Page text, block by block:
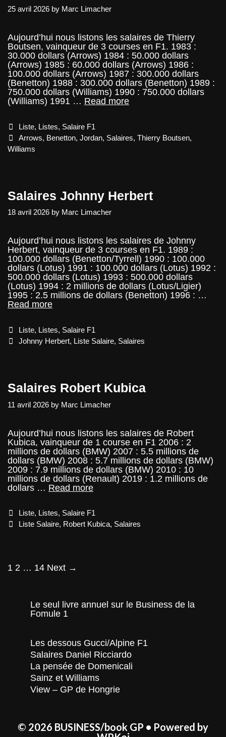
25 avril 2026 by Marc Limacher
Aujourd’hui nous listons les salaires de Thierry
Boutsen, vainqueur de 3 courses en F1. 1983 :
30.000 dollars (Arrows) 1984 : 50.000 dollars
(Arrows) 1985 : 60.000 dollars (Arrows) 1986 :
100.000 dollars (Arrows) 1987 : 300.000 dollars
(Benetton) 1988 : 300.000 dollars (Benetton) 1989 :
750.000 dollars (Williams) 1990 : 750.000 dollars
(Williams) 1991 … Read moreSalaires
Categories
Liste, Listes, Salaire F1
Tags
Arrows, Benetton,Jordan, Salaires,Thierry Boutsen,
Williams
Salaires Johnny Herbert
18 avril 2026 by Marc Limacher
Aujourd’hui nous listons les salaires de Johnny
Herbert, vainqueur de 3 courses en F1. 1989 :
100.000 dollars (Benetton/Tyrrell) 1990 : 100.000
dollars (Lotus) 1991 : 100.000 dollars (Lotus) 1992 :
500.000 dollars (Lotus) 1993 : 500.000 dollars
(Lotus) 1994 : 2 millions de dollars (Lotus/Ligier)
1995 : 2.5 millions de dollars (Benetton) 1996 : …
Read moreSalaires
Categories
Liste, Listes, Salaire F1
Tags
Johnny Herbert, Liste Salaire, Salaires
Salaires Robert Kubica
11 avril 2026 by Marc Limacher
Aujourd’hui nous listons les salaires de Robert
Kubica, vainqueur de 1 course en F1 2006 : 2
millions de dollars (BMW) 2007 : 5.5 millions de
dollars (BMW) 2008 : 5.7 millions de dollars (BMW)
2009 : 7.9 millions de dollars (BMW) 2010 : 10
millions de dollars (Renault) 2019 : 1.2 millions de
dollars … Read moreSalaires
Categories
Liste, Listes, Salaire F1
Tags
Liste Salaire, Robert Kubica, Salaires
Post
1 2 … 14 Next →
Le seul livre annuel sur le Business de la
Fomule 1
Les dessous Gucci/Alpine F1
Salaires Daniel Ricciardo
La pensée de Domenicali
Sainz et Williams
View – GP de Hongrie
© 2026 BUSINESS/book GP • Powered by